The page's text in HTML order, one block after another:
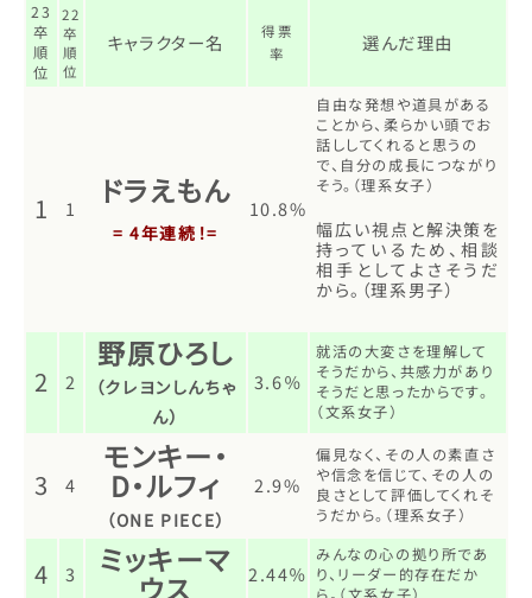
23
卒
順
位
22
卒
順
位
キャラクター名
得票
率
選んだ理由
1 1 ドラえもん
= 4年連続！=
10.8%
自由な発想や道具がある
ことから、柔らかい頭でお
話ししてくれると思うの
で、自分の成長につながり
そう。（理系女子）
幅広い視点と解決策を
持っているため、相談
相手としてよさそうだ
から。（理系男子）
2 2
野原ひろし
（クレヨンしんちゃ
ん）
3.6％
就活の大変さを理解して
そうだから、共感力があり
そうだと思ったからです。
（文系女子）
3 4
モンキー・
D・ルフィ
（ONE PIECE）
2.9%
偏見なく、その人の素直さ
や信念を信じて、その人の
良さとして評価してくれそ
うだから。（理系女子）
4 3 ミッキーマ
ウス 2.44％
みんなの心の拠り所であ
り、リーダー的存在だか